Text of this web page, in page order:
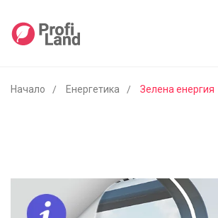
Начало Енергетика Зелена енергия